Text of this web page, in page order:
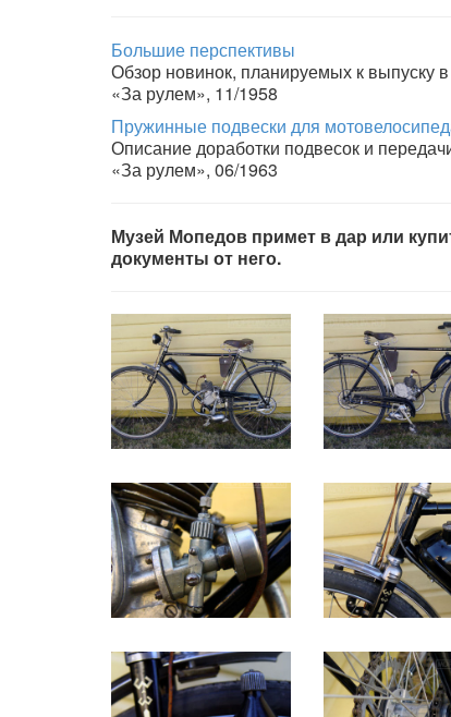
Большие перспективы
Обзор новинок, планируемых к выпуску
«За рулем», 11/1958
Пружинные подвески для
Описание доработки подвесок и
«За рулем», 06/1963
Музей Мопедов примет в дар или
документы от него.